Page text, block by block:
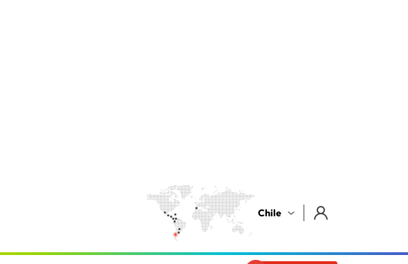
Chile